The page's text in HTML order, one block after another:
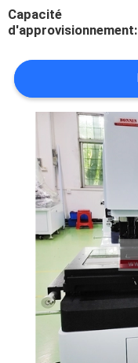
CONTACTEZ-
NOUS
DEMANDEZ
CITATION
PLAN
SITE
PRIVACY
POLICY
Capacité
d'approvisionnement: